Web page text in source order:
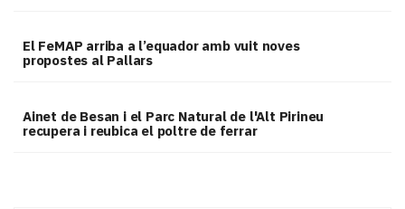
El FeMAP arriba a l’equador amb vuit noves
propostes al Pallars
Ainet de Besan i el Parc Natural de l'Alt Pirineu
recupera i reubica el poltre de ferrar